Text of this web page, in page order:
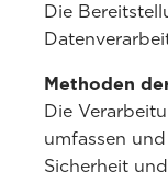
Die
Methoden
Die
umfassen
Sicherheit